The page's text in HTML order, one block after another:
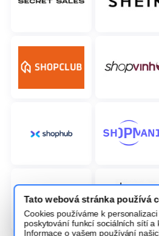
Tato webová stránka používá
Cookies používáme k
poskytování funkcí sociálních sítí a
Informace o vašem používání